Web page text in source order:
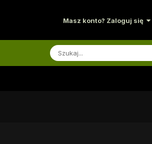
Masz konto? Zaloguj się